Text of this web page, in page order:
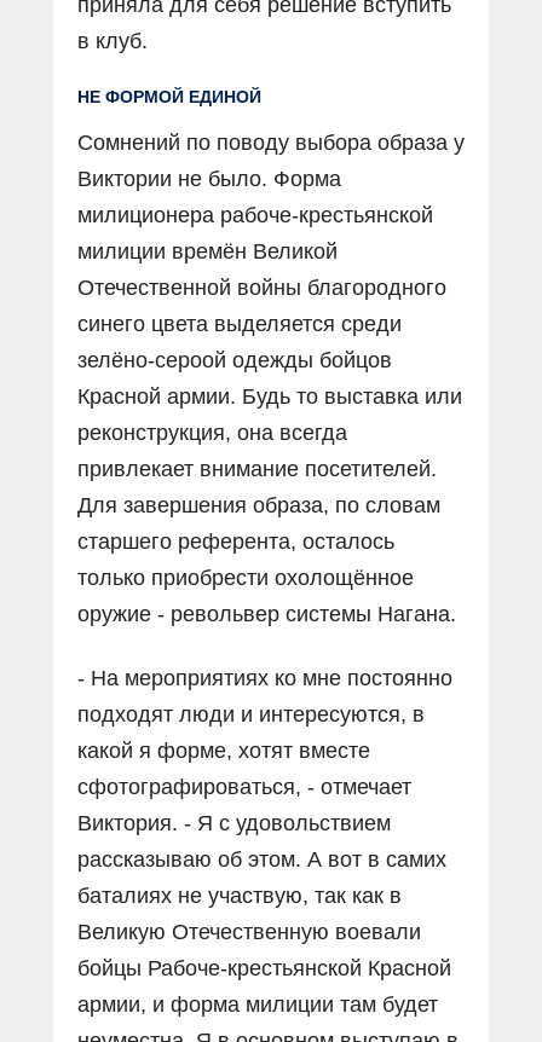
в клуб.
НЕ ФОРМОЙ ЕДИНОЙ
Сомнений по поводу выбора образа у
Виктории не было. Форма
милиционера рабоче-крестьянской
милиции времён Великой
Отечественной войны благородного
синего цвета выделяется среди
зелёно-сероой одежды бойцов
Красной армии. Будь то выставка или
реконструкция, она всегда
привлекает внимание посетителей.
Для завершения образа, по словам
старшего референта, осталось
только приобрести охолощённое
оружие - револьвер системы Нагана.
- На мероприятиях ко мне постоянно
подходят люди и интересуются, в
какой я форме, хотят вместе
сфотографироваться, - отмечает
Виктория. - Я с удовольствием
рассказываю об этом. А вот в самих
баталиях не участвую, так как в
Великую Отечественную воевали
бойцы Рабоче-крестьянской Красной
армии, и форма милиции там будет